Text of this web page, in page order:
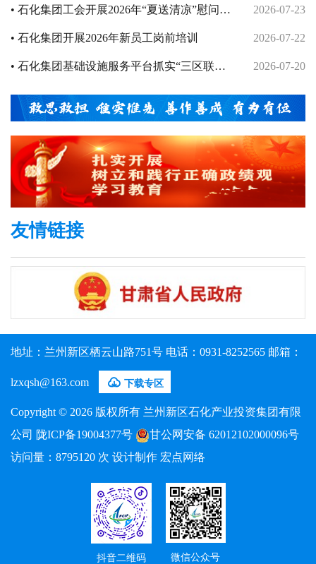
一批科技型中小企业 2026-07-23
• 石化集团工会开展2026年“夏送清凉”慰问活
动 2026-07-22
• 石化集团开展2026年新员工岗前培训
2026-07-20
• 石化集团基础设施服务平台抓实“三区联
动”防汛攻坚
友情链接
地址：兰州新区栖云山路751号 电话：0931-8252565 邮箱：
lzxqsh@163.com  下载专区
Copyright © 2026 版权所有 兰州新区石化产业投资集团有限
公司 陇ICP备19004377号
甘公网安备 62012102000096号
访问量： 8795120 次 设计制作 宏点网络
抖音二维码 微信公众号